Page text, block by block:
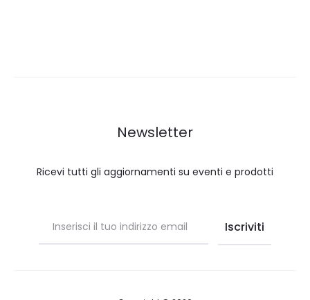
Newsletter
Ricevi tutti gli aggiornamenti su eventi e prodotti